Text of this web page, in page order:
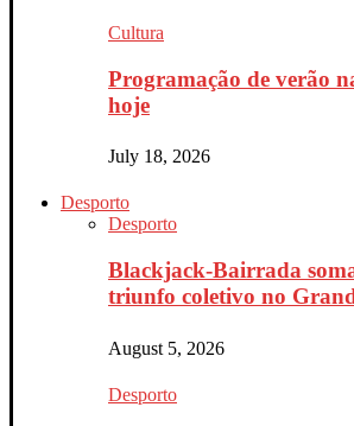
Cultura
Programação de verão
hoje
July 18, 2026
Desporto
Desporto
Blackjack-Bairrada
triunfo coletivo no
August 5, 2026
Desporto